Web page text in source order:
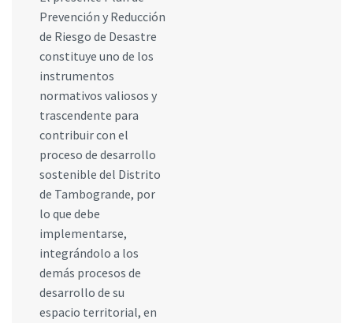
Prevención y Reducción
de Riesgo de Desastre
constituye uno de los
instrumentos
normativos valiosos y
trascendente para
contribuir con el
proceso de desarrollo
sostenible del Distrito
de Tambogrande, por
lo que debe
implementarse,
integrándolo a los
demás procesos de
desarrollo de su
espacio territorial, en